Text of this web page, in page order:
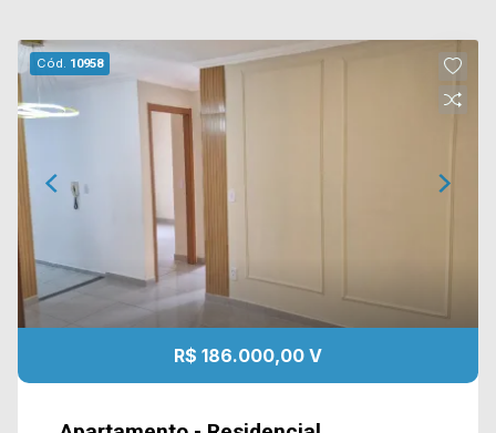
Cód. 10958
R$ 186.000,00 V